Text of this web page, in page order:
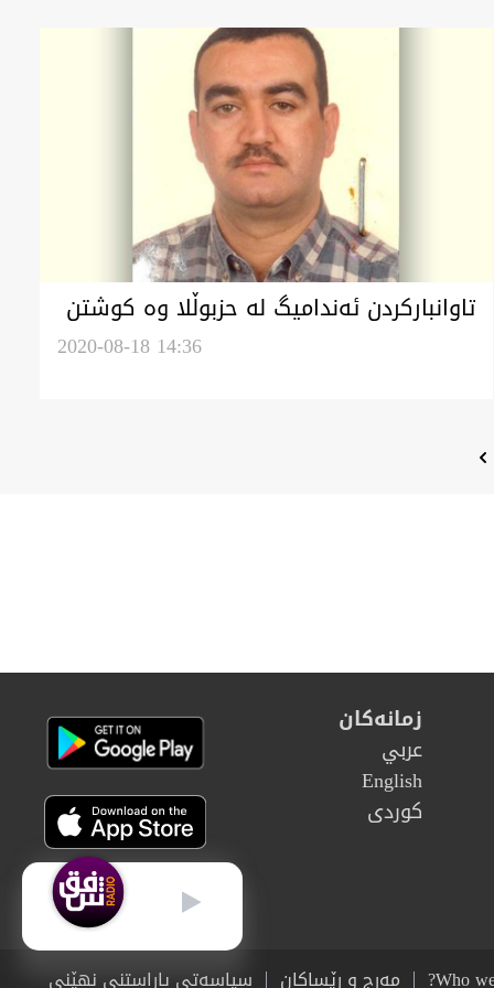
تاوانبارکردن ئەندامیگ لە حزبوڵلا وە کوشتن
2020-08-18 14:36
زمانەکان
عربي
English
كوردى
Who مەرج و رێساکان سیاسەتی پاراستنی نهێنی
كوردى